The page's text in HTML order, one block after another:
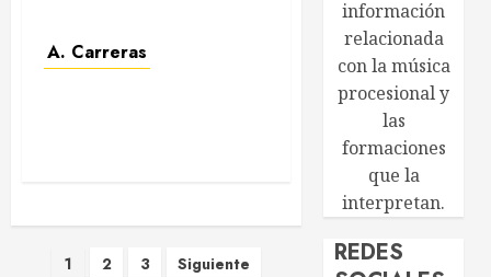
A. Carreras
1 2 3 Siguiente
información
relacionada
con la música
procesional y
las
formaciones
que la
interpretan.
REDES